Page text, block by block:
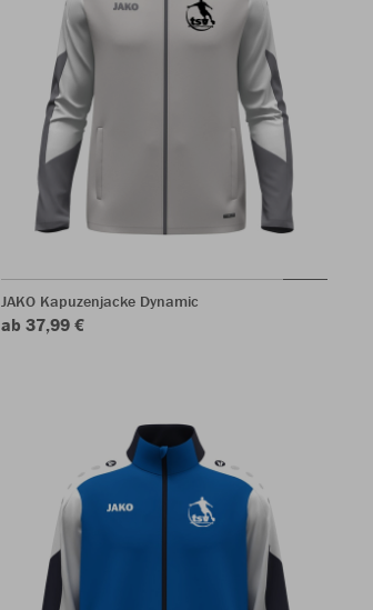
JAKO Kapuzenjacke Dynamic
ab 37,99 €